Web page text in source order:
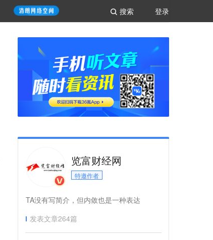
登录
搜索
览富财经网
特邀作者
TA没有写简介，但内敛也是一种表达
发表文章264篇